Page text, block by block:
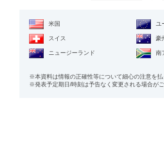
米国 ユ
スイス 豪
ニュージーランド 南
本資料は情報の正確性等について細心の注意を
発表予定期日/時刻は予告なく変更される場合が